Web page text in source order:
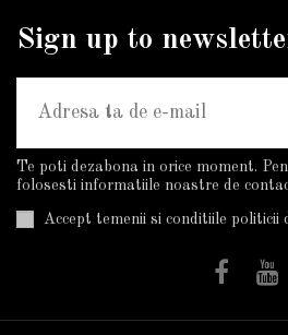
Sign up to
Te poti dezabona in orice moment.
folosesti informatiile noastre de
Accept temenii si conditiile politicii